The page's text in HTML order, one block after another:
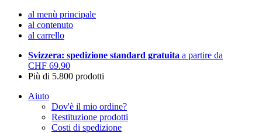
al menù principale
al contenuto
al carrello
Svizzera: spedizione standard gratuita a partire da
CHF 69.90
Più di 5.800 prodotti
Aiuto
Dov'è il mio ordine?
Restituzione prodotti
Costi di spedizione